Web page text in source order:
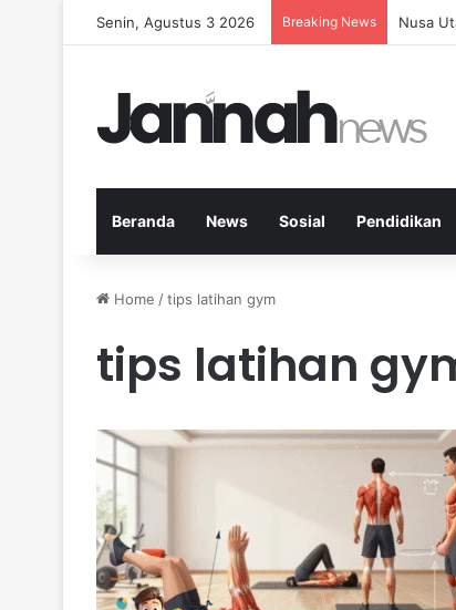
Senin, Agustus 3 2026 Breaking News
Beranda News Sosial Pendidikan
Home /tips latihan gym
tips latihan